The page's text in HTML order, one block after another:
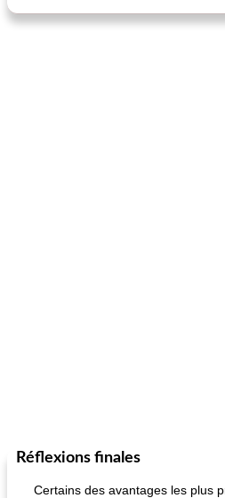
Réflexions finales
Certains des avantages les plus